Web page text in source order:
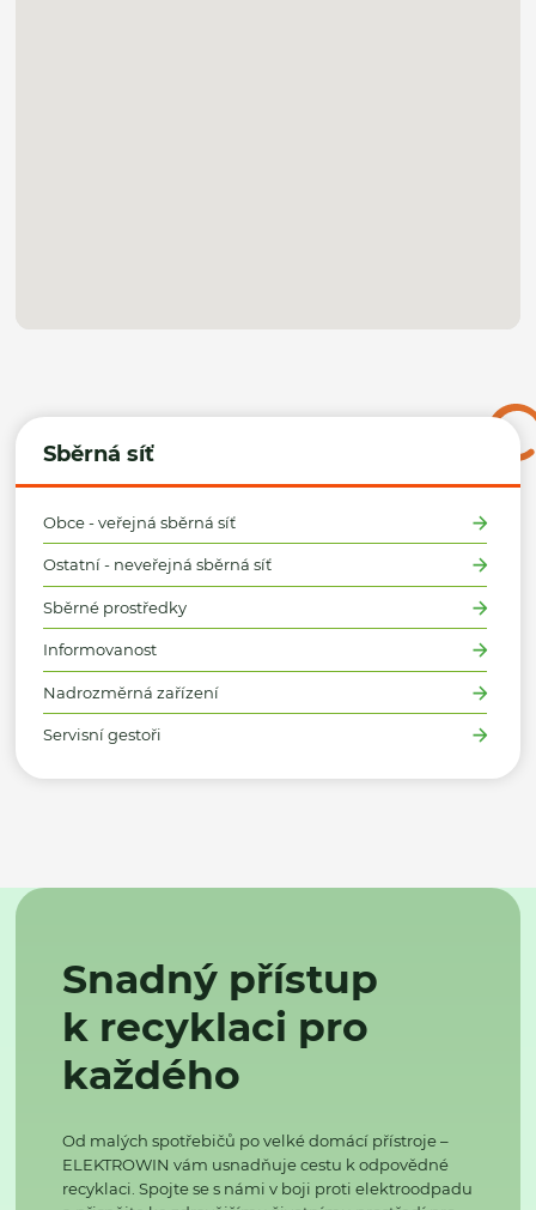
Sběrná síť
Obce - veřejná sběrná síť
Ostatní - neveřejná sběrná síť
Sběrné prostředky
Informovanost
Nadrozměrná zařízení
Servisní gestoři
Snadný přístup
k recyklaci pro
každého
Od malých spotřebičů po velké domácí přístroje –
ELEKTROWIN vám usnadňuje cestu k odpovědné
recyklaci. Spojte se s námi v boji proti elektroodpadu